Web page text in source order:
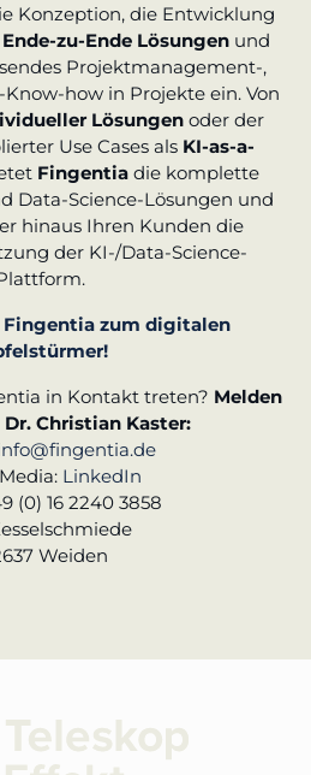
Konzeption, die Entwicklung
Ende-zu-Ende Lösungen und
Projektmanagement-,
how in Projekte ein. Von
Lösungen oder der
Use Cases als KI-as-a-
Fingentia die komplette
Data-Science-Lösungen und
hinaus Ihren Kunden die
der KI-/Data-Science-
Fingentia zum digitalen
in Kontakt treten? Melden
Christian Kaster:
LinkedIn
(0) 16 2240 3858
Weiden